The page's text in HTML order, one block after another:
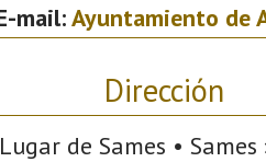
mail:Ayuntamiento de
Dirección
de Sames •